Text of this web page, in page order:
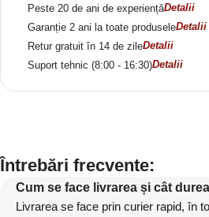
Peste 20 de ani de experiențăDetalii
Garanție 2 ani la toate produseleDetalii
Retur gratuit în 14 de zileDetalii
Suport tehnic (8:00 - 16:30)Detalii
Întrebări frecvente:
Cum se face livrarea și cât
Livrarea se face prin curier rapid, în